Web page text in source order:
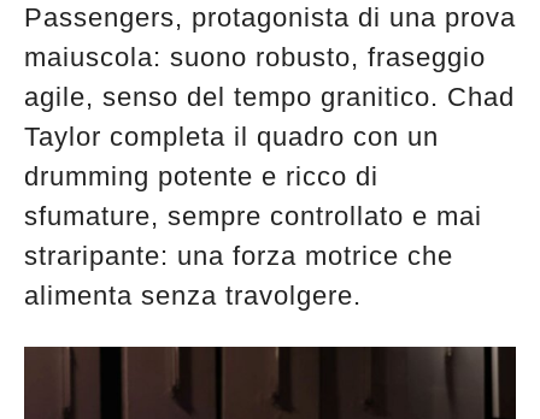
Passengers, protagonista di una prova
maiuscola: suono robusto, fraseggio
agile, senso del tempo granitico. Chad
Taylor completa il quadro con un
drumming potente e ricco di
sfumature, sempre controllato e mai
straripante: una forza motrice che
alimenta senza travolgere.